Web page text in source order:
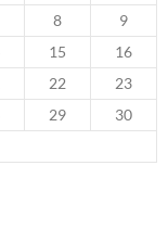
8
9
15
16
22
23
29
30